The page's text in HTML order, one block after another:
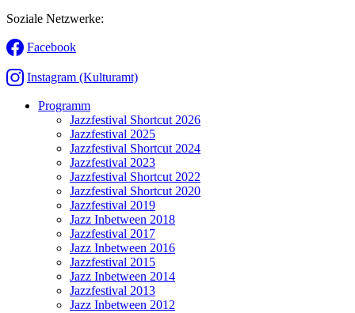
Soziale Netzwerke:
Facebook
Instagram (Kulturamt)
Programm
Jazzfestival Shortcut 2026
Jazzfestival 2025
Jazzfestival Shortcut 2024
Jazzfestival 2023
Jazzfestival Shortcut 2022
Jazzfestival Shortcut 2020
Jazzfestival 2019
Jazz Inbetween 2018
Jazzfestival 2017
Jazz Inbetween 2016
Jazzfestival 2015
Jazz Inbetween 2014
Jazzfestival 2013
Jazz Inbetween 2012